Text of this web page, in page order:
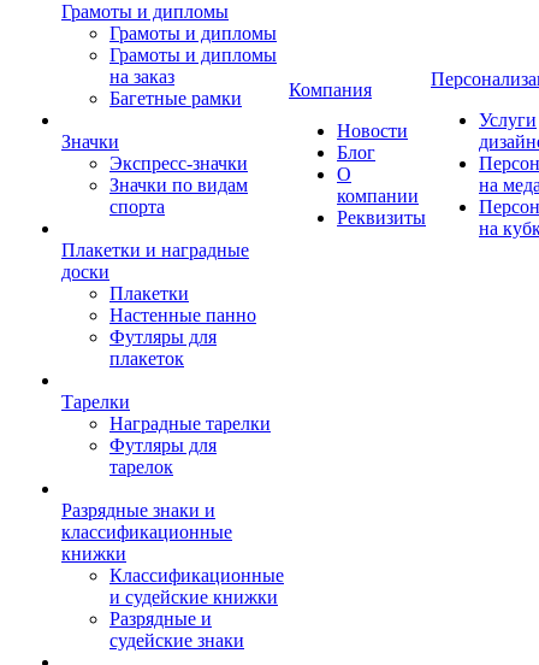
Грамоты и дипломы
Грамоты и дипломы
Грамоты и дипломы
на заказ
Багетные рамки
Значки
Экспресс-значки
Значки по видам
спорта
Плакетки и наградные
доски
Плакетки
Настенные панно
Футляры для
плакеток
Тарелки
Наградные тарелки
Футляры для
тарелок
Разрядные знаки и
классификационные
книжки
Классификационные
и судейские книжки
Разрядные и
судейские знаки
Компания
Новости
Блог
О
компании
Реквизиты
Услуги
на
на